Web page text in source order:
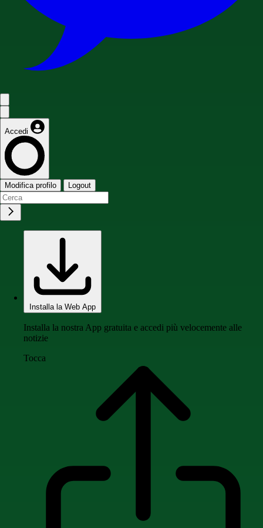
Accedi
Modifica profilo Logout
Installa la Web App
Installa la nostra App gratuita e accedi più velocemente alle
notizie
Tocca